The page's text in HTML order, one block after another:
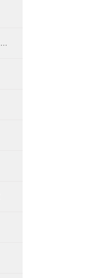
合成切削液单片、叠片防锈性测定仪